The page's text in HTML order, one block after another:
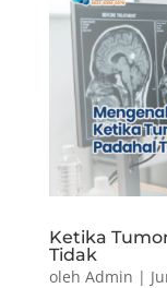
Ketika
Tidak
oleh Admin |